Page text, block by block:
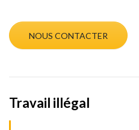
NOUS CONTACTER
Travail illégal